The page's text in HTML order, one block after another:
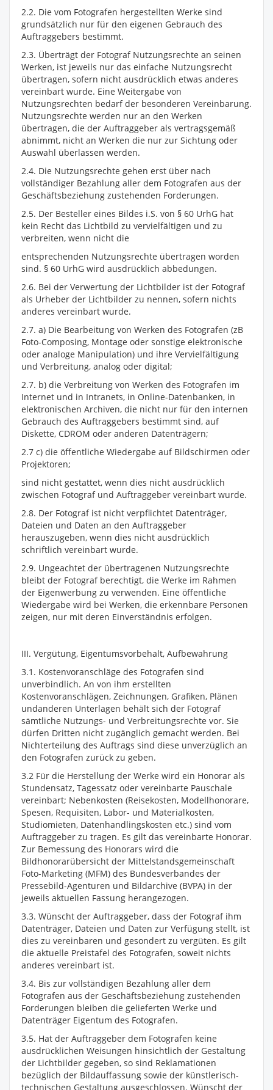
2.2. Die vom Fotografen hergestellten Werke sind
grundsätzlich nur für den eigenen Gebrauch des
Auftraggebers bestimmt.
2.3. Überträgt der Fotograf Nutzungsrechte an seinen
Werken, ist jeweils nur das einfache Nutzungsrecht
übertragen, sofern nicht ausdrücklich etwas anderes
vereinbart wurde. Eine Weitergabe von
Nutzungsrechten bedarf der besonderen Vereinbarung.
Nutzungsrechte werden nur an den Werken
übertragen, die der Auftraggeber als vertragsgemäß
abnimmt, nicht an Werken die nur zur Sichtung oder
Auswahl überlassen werden.
2.4. Die Nutzungsrechte gehen erst über nach
vollständiger Bezahlung aller dem Fotografen aus der
Geschäftsbeziehung zustehenden Forderungen.
2.5. Der Besteller eines Bildes i.S. von § 60 UrhG hat
kein Recht das Lichtbild zu vervielfältigen und zu
verbreiten, wenn nicht die
entsprechenden Nutzungsrechte übertragen worden
sind. § 60 UrhG wird ausdrücklich abbedungen.
2.6. Bei der Verwertung der Lichtbilder ist der Fotograf
als Urheber der Lichtbilder zu nennen, sofern nichts
anderes vereinbart wurde.
2.7. a) Die Bearbeitung von Werken des Fotografen (zB
Foto-Composing, Montage oder sonstige elektronische
oder analoge Manipulation) und ihre Vervielfältigung
und Verbreitung, analog oder digital;
2.7. b) die Verbreitung von Werken des Fotografen im
Internet und in Intranets, in Online-Datenbanken, in
elektronischen Archiven, die nicht nur für den internen
Gebrauch des Auftraggebers bestimmt sind, auf
Diskette, CDROM oder anderen Datenträgern;
2.7 c) die öffentliche Wiedergabe auf Bildschirmen oder
Projektoren;
sind nicht gestattet, wenn dies nicht ausdrücklich
zwischen Fotograf und Auftraggeber vereinbart wurde.
2.8. Der Fotograf ist nicht verpflichtet Datenträger,
Dateien und Daten an den Auftraggeber
herauszugeben, wenn dies nicht ausdrücklich
schriftlich vereinbart wurde.
2.9. Ungeachtet der übertragenen Nutzungsrechte
bleibt der Fotograf berechtigt, die Werke im Rahmen
der Eigenwerbung zu verwenden. Eine öffentliche
Wiedergabe wird bei Werken, die erkennbare Personen
zeigen, nur mit deren Einverständnis erfolgen.
III. Vergütung, Eigentumsvorbehalt, Aufbewahrung
3.1. Kostenvoranschläge des Fotografen sind
unverbindlich. An von ihm erstellten
Kostenvoranschlägen, Zeichnungen, Grafiken, Plänen
undanderen Unterlagen behält sich der Fotograf
sämtliche Nutzungs- und Verbreitungsrechte vor. Sie
dürfen Dritten nicht zugänglich gemacht werden. Bei
Nichterteilung des Auftrags sind diese unverzüglich an
den Fotografen zurück zu geben.
3.2 Für die Herstellung der Werke wird ein Honorar als
Stundensatz, Tagessatz oder vereinbarte Pauschale
vereinbart; Nebenkosten (Reisekosten, Modellhonorare,
Spesen, Requisiten, Labor- und Materialkosten,
Studiomieten, Datenhandlingskosten etc.) sind vom
Auftraggeber zu tragen. Es gilt das vereinbarte Honorar.
Zur Bemessung des Honorars wird die
Bildhonorarübersicht der Mittelstandsgemeinschaft
Foto-Marketing (MFM) des Bundesverbandes der
Pressebild-Agenturen und Bildarchive (BVPA) in der
jeweils aktuellen Fassung herangezogen.
3.3. Wünscht der Auftraggeber, dass der Fotograf ihm
Datenträger, Dateien und Daten zur Verfügung stellt, ist
dies zu vereinbaren und gesondert zu vergüten. Es gilt
die aktuelle Preistafel des Fotografen, soweit nichts
anderes vereinbart ist.
3.4. Bis zur vollständigen Bezahlung aller dem
Fotografen aus der Geschäftsbeziehung zustehenden
Forderungen bleiben die gelieferten Werke und
Datenträger Eigentum des Fotografen.
3.5. Hat der Auftraggeber dem Fotografen keine
ausdrücklichen Weisungen hinsichtlich der Gestaltung
der Lichtbilder gegeben, so sind Reklamationen
bezüglich der Bildauffassung sowie der künstlerisch-
technischen Gestaltung ausgeschlossen. Wünscht der